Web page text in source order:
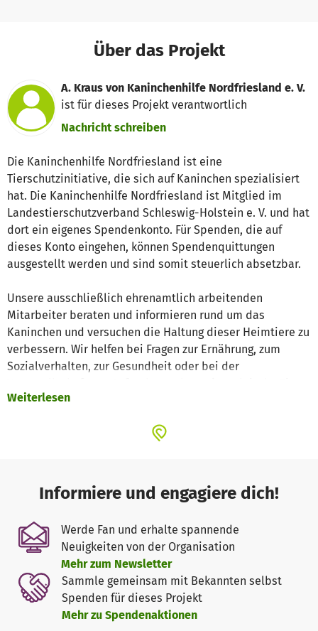
Über das Projekt
A. Kraus von Kaninchenhilfe Nordfriesland e. V.
ist für dieses Projekt verantwortlich
Nachricht schreiben
Die Kaninchenhilfe Nordfriesland ist eine
Tierschutzinitiative, die sich auf Kaninchen spezialisiert
hat. Die Kaninchenhilfe Nordfriesland ist Mitglied im
Landestierschutzverband Schleswig-Holstein e. V. und hat
dort ein eigenes Spendenkonto. Für Spenden, die auf
dieses Konto eingehen, können Spendenquittungen
ausgestellt werden und sind somit steuerlich absetzbar.
Unsere ausschließlich ehrenamtlich arbeitenden
Mitarbeiter beraten und informieren rund um das
Kaninchen und versuchen die Haltung dieser Heimtiere zu
verbessern. Wir helfen bei Fragen zur Ernährung, zum
Sozialverhalten, zur Gesundheit oder bei der
zum Gehegebau.
Unser Fachwissen um die speziellen Bedürfnisse der
Pflege und Haltung aufzuklären und mit Rat und Tat zur
Seite zu stehen.
Außerdem unterhalten wir eine kleine Auffangstation für
ausgesetzte, misshandelte und auch einfach nicht mehr
gewollte Kaninchen. Wir nehmen hauptsächlich alte,
kranke und gehandicapte Kaninchen auf, die ihren
Lebensabend bei uns verbringen dürfen.
Weiterlesen
Informiere und engagiere dich!
Werde Fan und erhalte spannende
Neuigkeiten von der Organisation
Mehr zum Newsletter
Sammle gemeinsam mit Bekannten selbst
Spenden für dieses Projekt
Mehr zu Spendenaktionen